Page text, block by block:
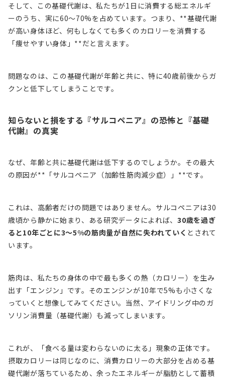
そして、この基礎代謝は、私たちが1日に消費する総エネルギ
ーのうち、実に60〜70%を占めています。つまり、**基礎代謝
が高い身体ほど、何もしなくても多くのカロリーを消費する
「痩せやすい身体」**だと言えます。
問題なのは、この基礎代謝が年齢と共に、特に40歳前後からガ
クンと低下してしまうことです。
知らないと損をする『サルコペニア』の恐怖と『基礎
代謝』の真実
なぜ、年齢と共に基礎代謝は低下するのでしょうか。その最大
の原因が**「サルコペニア（加齢性筋肉減少症）」**です。
これは、高齢者だけの問題ではありません。サルコペニアは30
歳頃から静かに始まり、ある研究データによれば、30歳を過ぎ
ると10年ごとに3～5%の筋肉量が自然に失われていく とされて
います。
筋肉は、私たちの身体の中で最も多くの熱（カロリー）を生み
出す「エンジン」です。そのエンジンが10年で5%も小さくな
っていくと想像してみてください。当然、アイドリング中のガ
ソリン消費量（基礎代謝）も減ってしまいます。
これが、「食べる量は変わらないのに太る」現象の正体です。
摂取カロリーは同じなのに、消費カロリーの大部分を占める基
礎代謝が落ちているため、余ったエネルギーが脂肪として蓄積